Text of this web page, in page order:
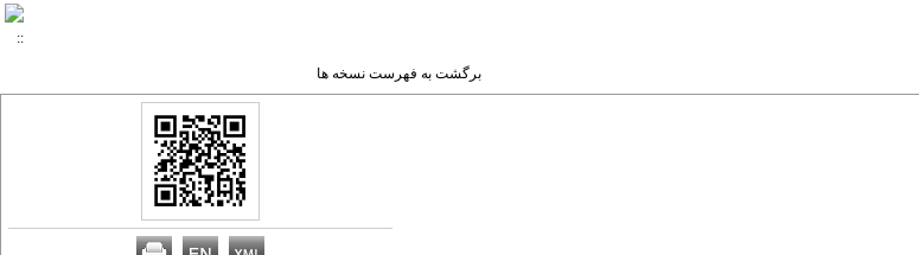
برگشت به فهرست نسخه ها